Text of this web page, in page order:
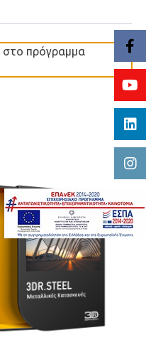
στο πρόγραμμα